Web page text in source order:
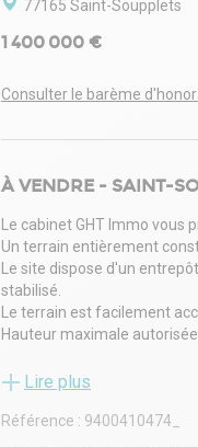
77165 Saint-Soupplets
1 400 000 €
Consulter le barème
À VENDRE - SAINT-
Le cabinet GHT Immo vous
Un terrain entièrement
Le site dispose d'un
stabilisé.
Le terrain est facilement
Hauteur maximale
www.ghtimmo.fr (réf.
Lire plus
Référence : 9400410474_